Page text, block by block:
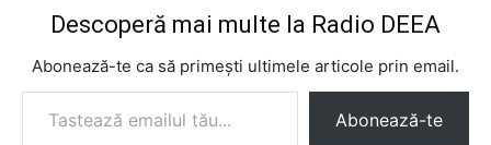
Descoperă mai multe la Radio DEEA
Abonează-te ca să primești ultimele articole prin email.
Tastează emailul tău...
Abonează-te